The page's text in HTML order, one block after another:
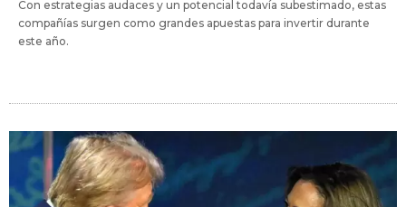
Con estrategias audaces y un potencial todavía subestimado, estas
compañías surgen como grandes apuestas para invertir durante
este año.